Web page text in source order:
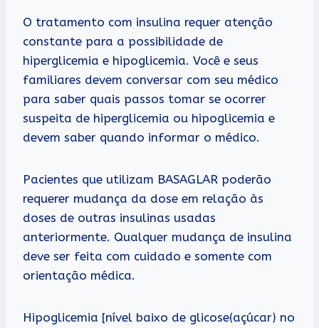
O tratamento com insulina requer atenção
constante para a possibilidade de
hiperglicemia e hipoglicemia. Você e seus
familiares devem conversar com seu médico
para saber quais passos tomar se ocorrer
suspeita de hiperglicemia ou hipoglicemia e
devem saber quando informar o médico.
Pacientes que utilizam BASAGLAR poderão
requerer mudança da dose em relação às
doses de outras insulinas usadas
anteriormente. Qualquer mudança de insulina
deve ser feita com cuidado e somente com
orientação médica.
Hipoglicemia [nível baixo de glicose(açúcar) no